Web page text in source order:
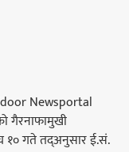
Newsportal
गैरनाफामुखी
१० गते तद्अनुसार ई.सं.